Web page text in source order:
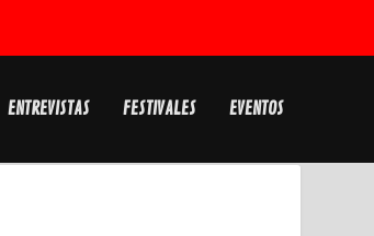
ENTREVISTAS FESTIVALES EVENTOS